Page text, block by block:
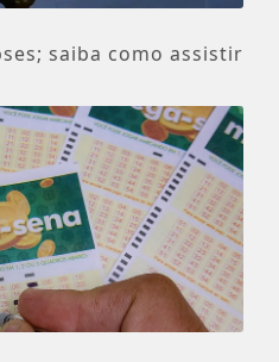
saiba como assistir